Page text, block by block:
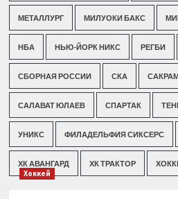
МЕТАЛЛУРГ МИЛУОКИ БАКС
НБА НЬЮ-ЙОРК НИКС РЕГБИ
СБОРНАЯ РОССИИ СКА
САЛАВАТ ЮЛАЕВ СПАРТАК
УНИКС ФИЛАДЕЛЬФИЯ СИКСЕРС
ХК АВАНГАРД ХК ТРАКТОР
Хоккей